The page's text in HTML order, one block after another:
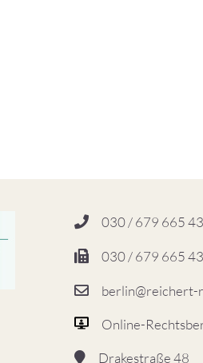
030 / 679 665
030 / 679 665
berlin@reichert-
Online-
Drakestraße 48